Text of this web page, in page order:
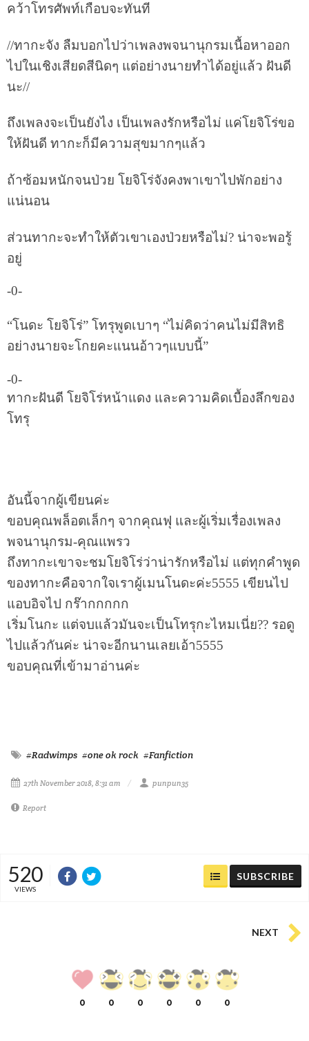
คว้าโทรศัพท์เกือบจะทันที
//ทากะจัง ลืมบอกไปว่าเพลงพจนานุกรมเนื้อหาออก
ไปในเชิงเสียดสีนิดๆ แต่อย่างนายทำได้อยู่แล้ว ฝันดี
นะ//
ถึงเพลงจะเป็นยังไง เป็นเพลงรักหรือไม่ แค่โยจิโร่ขอ
ให้ฝันดี ทากะก็มีความสุขมากๆแล้ว
ถ้าซ้อมหนักจนป่วย โยจิโร่จังคงพาเขาไปพักอย่าง
แน่นอน
ส่วนทากะจะทำให้ตัวเขาเองป่วยหรือไม่? น่าจะพอรู้
อยู่
-0-
“โนดะ โยจิโร่” โทรุพูดเบาๆ “ไม่คิดว่าคนไม่มีสิทธิ
อย่างนายจะโกยคะแนนอ้าวๆแบบนี้”
-0-
ทากะฝันดี โยจิโร่หน้าแดง และความคิดเบื้องลึกของ
โทรุ
อันนี้จากผู้เขียนค่ะ
ขอบคุณพล็อตเล็กๆ จากคุณฟุ และผู้เริ่มเรื่องเพลง
พจนานุกรม-คุณแพรว
ถึงทากะเขาจะชมโยจิโร่ว่าน่ารักหรือไม่ แต่ทุกคำพูด
ของทากะคือจากใจเราผู้เมนโนดะค่ะ5555 เขียนไป
แอบอิจไป กร๊ากกกกก
เริ่มโนกะ แต่จบแล้วมันจะเป็นโทรุกะไหมเนี่ย?? รอดู
ไปแล้วกันค่ะ น่าจะอีกนานเลยเอ้า5555
ขอบคุณที่เข้ามาอ่านค่ะ
#Radwimps #one ok rock #Fanfiction
27th November 2018, 8:31 am punpun35
Report
520
VIEWS
SUBSCRIBE
NEXT
0 0 0 0 0 0